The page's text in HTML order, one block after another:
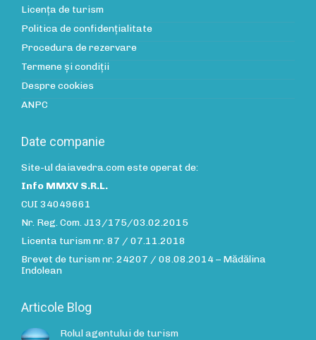
Licența de turism
Politica de confidenţialitate
Procedura de rezervare
Termene și condiții
Despre cookies
ANPC
Date companie
Site-ul daiavedra.com este operat de:
Info MMXV S.R.L.
CUI 34049661
Nr. Reg. Com. J13/175/03.02.2015
Licenta turism nr. 87 / 07.11.2018
Brevet de turism nr. 24207 / 08.08.2014 – Mădălina
Indolean
Articole Blog
Rolul agentului de turism